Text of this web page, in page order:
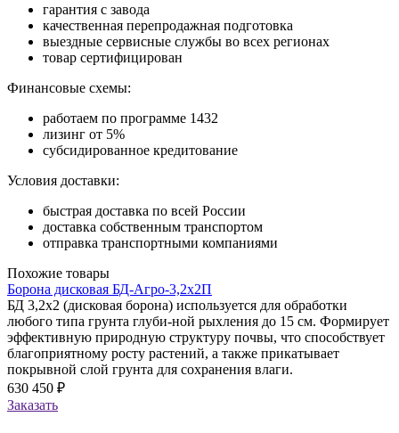
гарантия с завода
качественная перепродажная подготовка
выездные сервисные службы во всех регионах
товар сертифицирован
Финансовые схемы:
работаем по программе 1432
лизинг от 5%
субсидированное кредитование
Условия доставки:
быстрая доставка по всей России
доставка собственным транспортом
отправка транспортными компаниями
Похожие товары
Борона дисковая БД-Агро-3,2х2П
БД 3,2х2 (дисковая борона) используется для обработки
любого типа грунта глуби-ной рыхления до 15 см. Формирует
эффективную природную структуру почвы, что способствует
благоприятному росту растений, а также прикатывает
покрывной слой грунта для сохранения влаги.
630 450 ₽
Заказать